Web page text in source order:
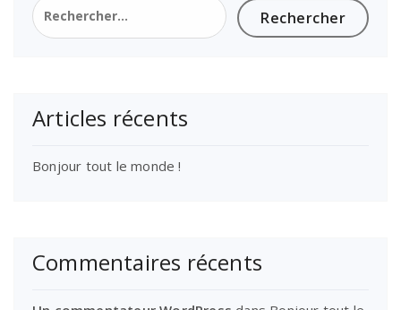
Articles récents
Bonjour tout le monde !
Commentaires récents